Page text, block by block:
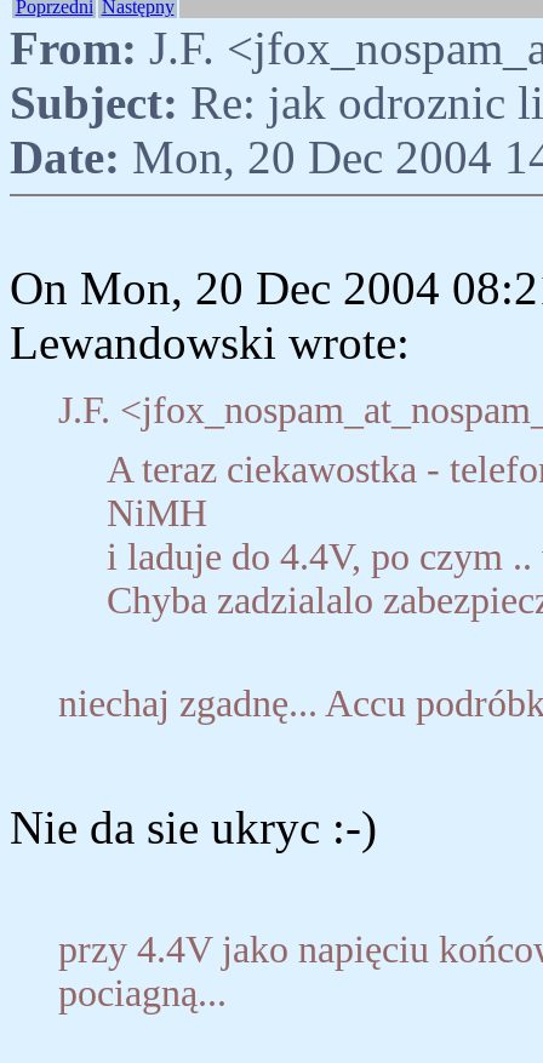
Poprzedni Następny
From: J.F.
Subject: Re: jak odroznic
Date: Mon, 20 Dec 2004
On Mon, 20 Dec 2004
Lewandowski wrote:
J.F.
A teraz ciekawostka -
NiMH
i laduje do 4.4V, po czym
Chyba zadzialalo
niechaj zgadnę... Accu
Nie da sie ukryc :-)
przy 4.4V jako napięciu
pociagną...